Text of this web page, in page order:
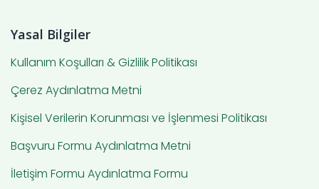
Yasal Bilgiler
Kullanım Koşulları & Gizlilik Politikası
Çerez Aydınlatma Metni
Kişisel Verilerin Korunması ve İşlenmesi Politikası
Başvuru Formu Aydınlatma Metni
İletişim Formu Aydınlatma Formu